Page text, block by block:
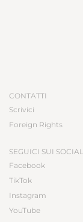
CONTATTI
Scrivici
Foreign Rights
SEGUICI SUI SOCIAL
Facebook
TikTok
Instagram
YouTube